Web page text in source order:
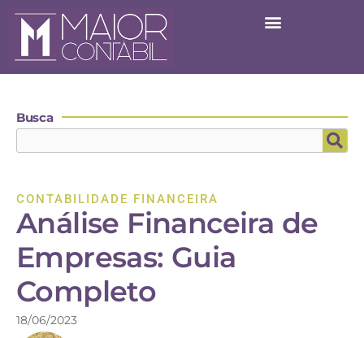
CONTABILIDADE FINANCEIRA
Análise Financeira de
Empresas: Guia
Completo
18/06/2023
Busca